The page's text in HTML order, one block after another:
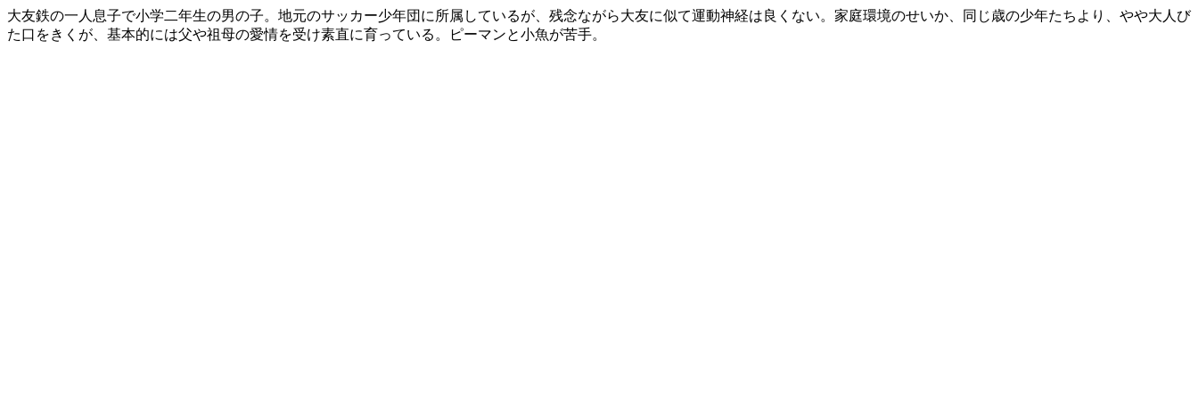
大友鉄の一人息子で小学二年生の男の子。地元のサッカー少年団に所属しているが、残念ながら大友に似て運動神経は良くない。家庭環境のせいか、同じ歳の少年たちより、やや大人び
た口をきくが、基本的には父や祖母の愛情を受け素直に育っている。ピーマンと小魚が苦手。